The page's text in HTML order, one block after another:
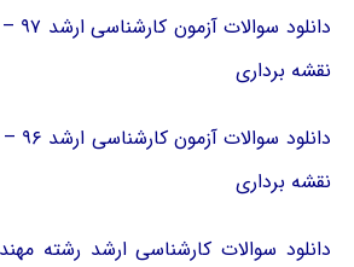
نقشه برداری
نقشه برداری
دانلود سوالات کارشناسی ارشد رشته